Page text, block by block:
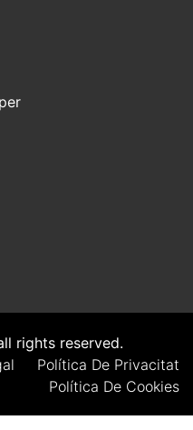
rights reserved.
Política De Privacitat
Política De Cookies